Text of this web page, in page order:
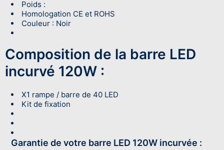
Poids :
Homologation CE et ROHS
Couleur : Noir
Composition de la barre LED
incurvé 120W :
X1 rampe / barre de 40 LED
Kit de fixation
Garantie de votre barre LED 120W incurvée :